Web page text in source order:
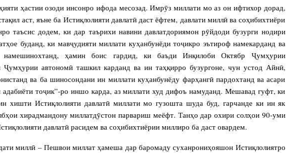
ҳастии озоди инсонро ифода месозад. Имрӯз миллати мо аз он ифтихор дорад,
аст, яъне ба Истиқлолияти давлатӣ даст ёфтем, давлати миллӣ ва соҳибихтиёри
таъсис додем, ки дар таърихи навини давлатдориямон рӯйдоди бузурги нодири
буданд, ки мавҷудияти миллати куҳанбунёди тоҷикро эътироф намекарданд ва
ҳамин боис гардид, ки баъди Инқилоби Октябр Ҷумҳурии
Ҷумҳурии автономӣ ташкил карданд ва ин таҳқирро бузургоне, чун устод Айнӣ,
ва ба шиносондани ин миллати куҳанбунёду фарҳангӣ пардохтанд ва асари
адабиёти тоҷик”-ро иншо карда, аз миллати худ дифоъ намуданд. Мешавад гуфт, ки
хишти Истиқлолияти давлатӣ миллати мо гузошта шуда буд, гарчанде ки ин як
хирадмандону миллатдӯстон парвариш меёфт. Танҳо дар охири солҳои 90-уми
давлатӣ расидем ва соҳибихтиёрии миллиро ба даст овардем.
миллӣ – Пешвои миллат ҳамеша дар баромаду суханрониҳояшон Истиқлолиятро